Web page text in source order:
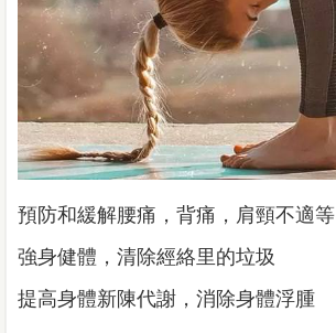
預防和緩解腰痛，背痛，肩頸不適等
強身健體，清除經絡里的垃圾
提高身體新陳代謝，消除身體浮腫